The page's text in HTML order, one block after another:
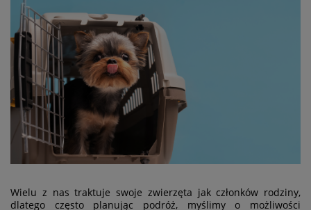
Wielu z nas traktuje swoje zwierzęta jak członków rodziny,
dlatego często planując podróż, myślimy o możliwości